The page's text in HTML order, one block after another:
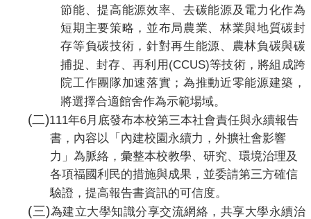
節能、提高能源效率、去碳能源及電力化作為
短期主要策略，並布局農業、林業與地質碳封
存等負碳技術，針對再生能源、農林負碳與碳
捕捉、封存、再利用 (CCUS)等技術，將組成跨
院工作團隊加速落實；為推動近零能源建築，
將選擇合適館舍作為示範場域。
(二)111年6月底發布本校第三本社會責任與永續報告
書，內容以「內建校園永續力，外擴社會影響
力」為脈絡，彙整本校教學、研究、環境治理及
各項福國利民的措施與成果，並委請第三方確信
驗證，提高報告書資訊的可信度。
(三)為建立大學知識分享交流網絡，共享大學永續治